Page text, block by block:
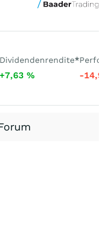
Dividendenrendite*
+7,63 % -